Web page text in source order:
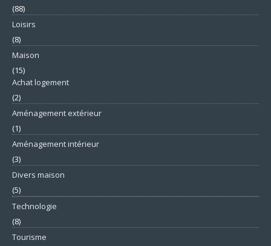
(88)
Loisirs
(8)
Maison
(15)
Achat logement
(2)
Aménagement extérieur
(1)
Aménagement intérieur
(3)
Divers maison
(5)
Technologie
(8)
Tourisme